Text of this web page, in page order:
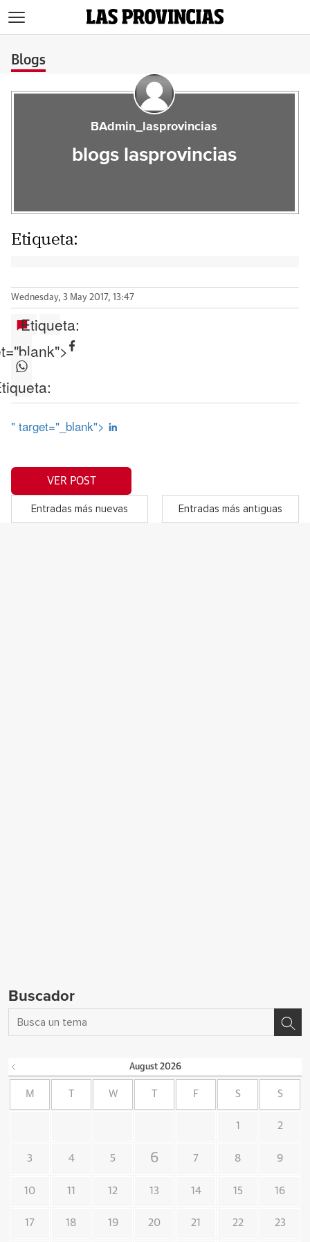
Blogs
BAdmin_lasprovincias
blogs lasprovincias
Etiqueta:
Wednesday, 3 May 2017, 13:47
Etiqueta:
" target="_blank">
VER POST
Entradas más nuevas Entradas más antiguas
Buscador
August 2026
M W F S S
1 2
3 4 5 6 7 8 9
10 11 12 13 14 15 16
17 18 19 20 21 22 23